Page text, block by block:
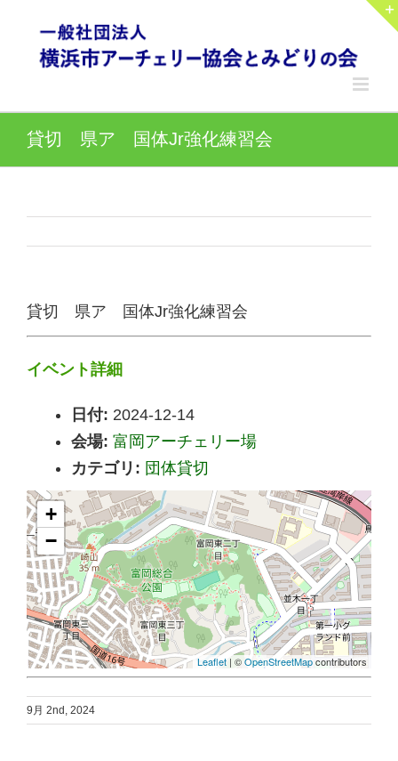
content
貸切 県ア 国体Jr強化練習会
貸切 県ア 国体Jr強化練習会
イベント詳細
日付: 2024-12-14
会場: 富岡アーチェリー場
カテゴリ: 団体貸切
+
−
Leaflet | ©OpenStreetMapcontributors
9月 2nd, 2024